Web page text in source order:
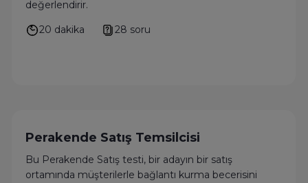
değerlendirir.
20 dakika
28 soru
Perakende Satış Temsilcisi
Bu Perakende Satış testi, bir adayın bir satış
ortamında müşterilerle bağlantı kurma becerisini